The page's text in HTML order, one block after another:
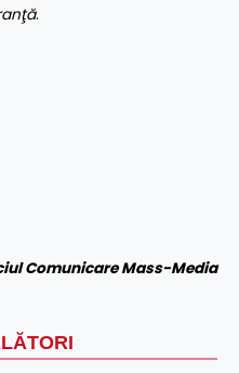
.
Comunicare Mass-Media